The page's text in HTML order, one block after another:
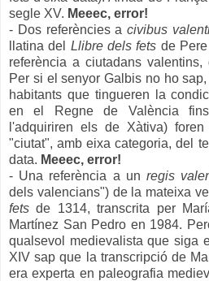
segle XV. Meeec, error!
- Dos referències a civibus
llatina del Llibre dels fets de
referència a ciutadans
Per si el senyor Gal bis no ho
habitants que tingueren la
en el Regne de València
l'adquiriren els de Xàtiva)
"ciutat", amb eixa categoria, del te
data. Meeec, error!
- Una referència a unregis
dels valencians") de la mateixa
fets de 1314, transcrita per
Martínez San Pedro en 1984.
qualsevol medievalista que siga
XIV sap que la transcripció de
era experta en pa leografia